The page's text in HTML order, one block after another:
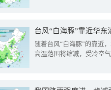
台风“白海豚”靠近华
随着台风“白海豚”的靠近
高温范围将缩减，受冷空